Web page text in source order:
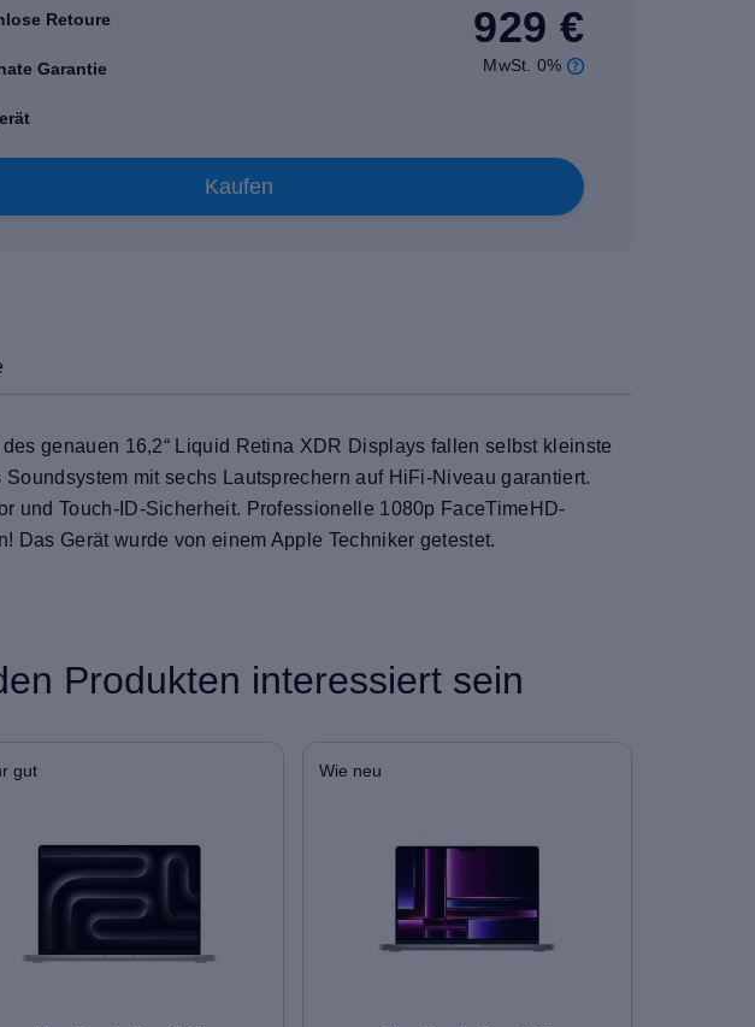
Retoure
Garantie
929 €
MwSt. 0%
Kaufen
genauen 16,2“ Liquid Retina XDR Displays fallen selbst kleinste
mit sechs Lautsprechern auf HiFi-Niveau garantiert.
und Touch-ID-Sicherheit. Professionelle 1080p FaceTimeHD-
Das Gerät wurde von einem Apple Techniker getestet.
Produkten interessiert sein
gut Wie neu